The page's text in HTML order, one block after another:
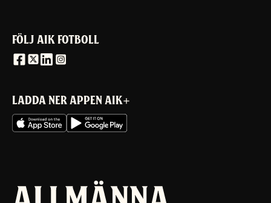
FÖLJ AIK FOTBOLL
LADDA NER APPEN AIK+